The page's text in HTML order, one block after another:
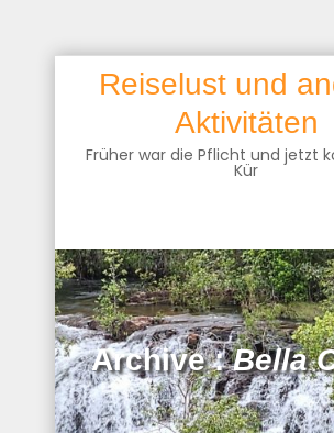
Reiselust und
Aktivitäten
Früher war die Pflicht und jetzt
Kür
Archive :Bella